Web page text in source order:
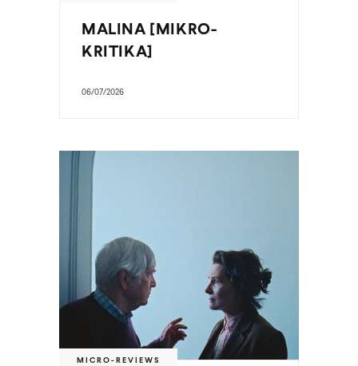
MALINA [MIKRO-
KRITIKA]
06/07/2026
MICRO-REVIEWS